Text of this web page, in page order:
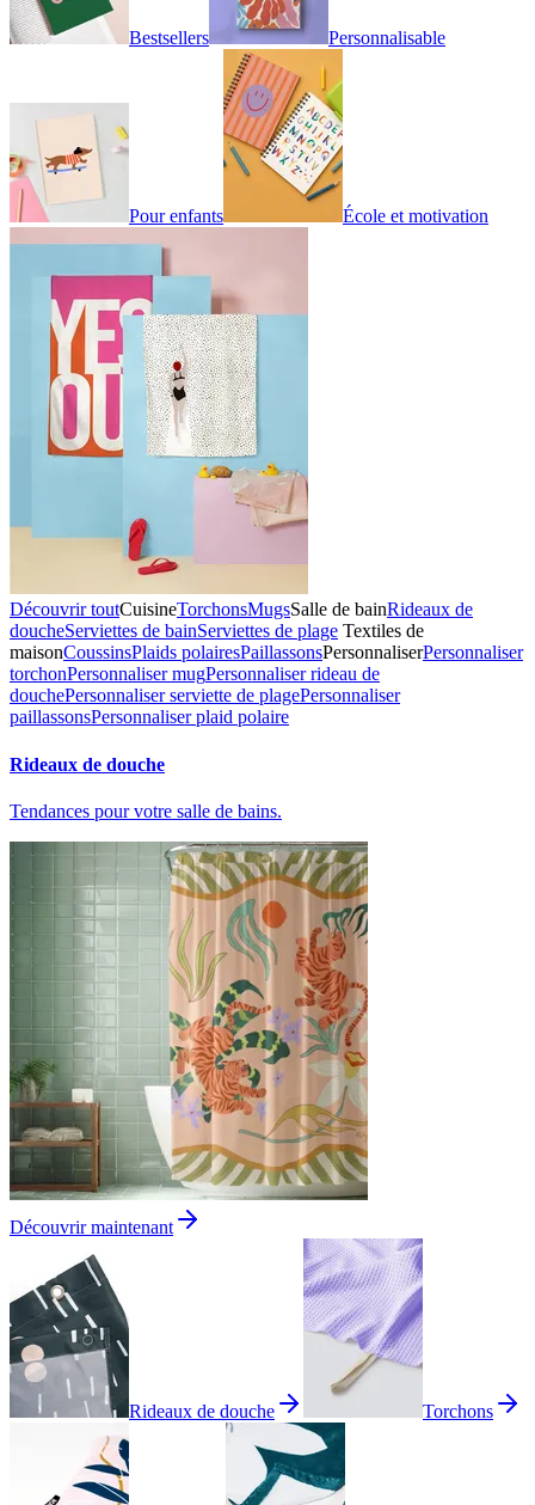
Bestsellers Personnalisable
Pour enfants École et motivation
Découvrir toutCuisineTorchonsMugsSalle de bainRideaux de
doucheServiettes de bainServiettes de plage Textiles de
maisonCoussinsPlaids polairesPaillassonsPersonnaliserPersonnaliser
torchonPersonnaliser mugPersonnaliser rideau de
douchePersonnaliser serviette de plagePersonnaliser
paillassonsPersonnaliser plaid polaire
Rideaux de douche
Tendances pour votre salle de bains.
Découvrir maintenant
Rideaux de douche Torchons